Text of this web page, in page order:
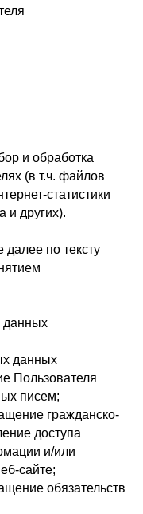
и обработка
(в т.ч. файлов
статистики
и других).
по тексту
данных
данных
Пользователя
писем;
гражданско-
доступа
и/или
сайте;
обязательств